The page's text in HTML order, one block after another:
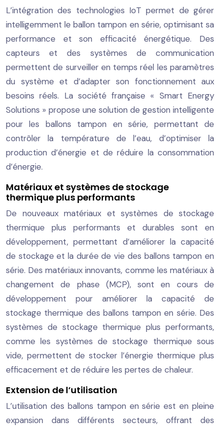
L’intégration des technologies IoT permet de gérer
intelligemment le ballon tampon en série, optimisant sa
performance et son efficacité énergétique. Des
capteurs et des systèmes de communication
permettent de surveiller en temps réel les paramètres
du système et d’adapter son fonctionnement aux
besoins réels. La société française « Smart Energy
Solutions » propose une solution de gestion intelligente
pour les ballons tampon en série, permettant de
contrôler la température de l’eau, d’optimiser la
production d’énergie et de réduire la consommation
d’énergie.
Matériaux et systèmes de stockage
thermique plus performants
De nouveaux matériaux et systèmes de stockage
thermique plus performants et durables sont en
développement, permettant d’améliorer la capacité
de stockage et la durée de vie des ballons tampon en
série. Des matériaux innovants, comme les matériaux à
changement de phase (MCP), sont en cours de
développement pour améliorer la capacité de
stockage thermique des ballons tampon en série. Des
systèmes de stockage thermique plus performants,
comme les systèmes de stockage thermique sous
vide, permettent de stocker l’énergie thermique plus
efficacement et de réduire les pertes de chaleur.
Extension de l’utilisation
L’utilisation des ballons tampon en série est en pleine
expansion dans différents secteurs, offrant des